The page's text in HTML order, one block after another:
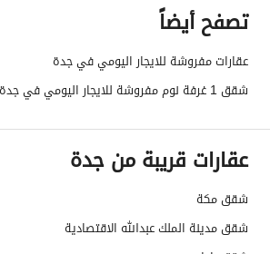
تصفح أيضاً
عقارات مفروشة للايجار اليومي في جدة
شقق 1 غرفة نوم مفروشة للايجار اليومي في جدة
عقارات قريبة من جدة
شقق مكة
شقق مدينة الملك عبدالله الاقتصادية